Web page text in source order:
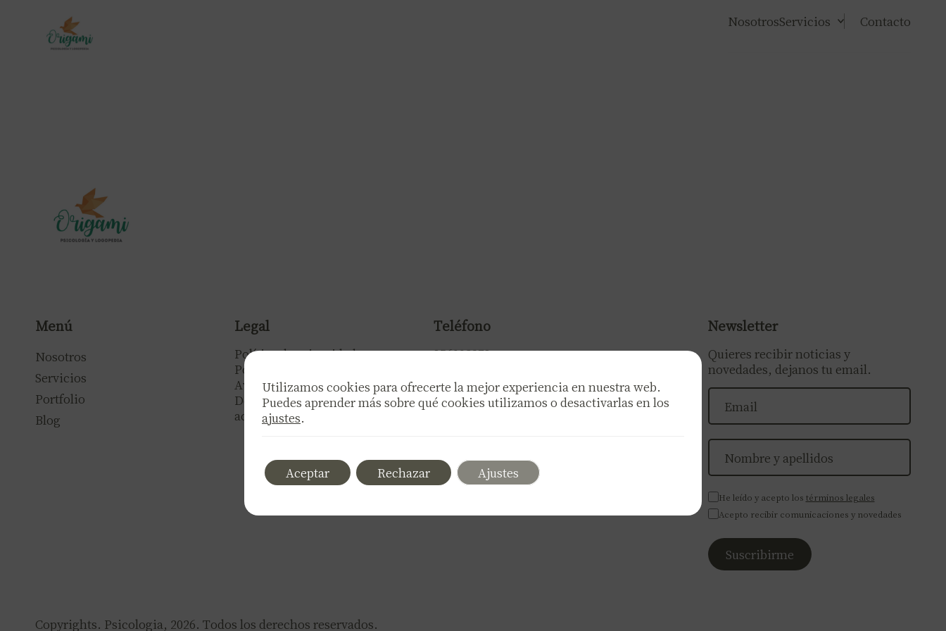
NosotrosServicios Contacto
Menú
Nosotros
Servicios
Portfolio
Blog
Legal
Política de privacidad
Política de cookies
Aviso legal
Declaración de
accesibilidad
Teléfono
856003978
contacto.centrorigami@gmail.com
Newsletter
Quieres recibir noticias y
novedades, dejanos tu email.
He leído y acepto los términos legales
Acepto recibir comunicaciones y novedades
Copyrights. Psicologia, 2026. Todos los derechos reservados.
Utilizamos cookies para ofrecerte la mejor experiencia en nuestra web.
Puedes aprender más sobre qué cookies utilizamos o desactivarlas en los
ajustes.
Aceptar Rechazar Ajustes